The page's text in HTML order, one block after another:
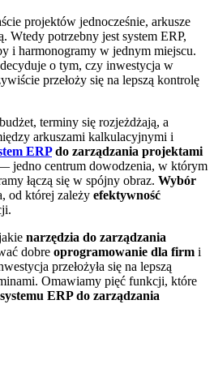
projektów jednocześnie, arkusze
Wtedy potrzebny jest system ERP,
i harmonogramy w jednym miejscu.
o tym, czy inwestycja w
przełoży się na lepszą kontrolę
terminy się rozjeżdżają, a
arkuszami kalkulacyjnymi i
ERPdo zarządzania projektami
jedno centrum dowodzenia, w którym
łączą się w spójny obraz. Wybór
od której zależy efektywność
narzędzia do zarządzania
dobre oprogramowanie dla firm i
przełożyła się na lepszą
Omawiamy pięć funkcji, które
systemu ERP do zarządzania